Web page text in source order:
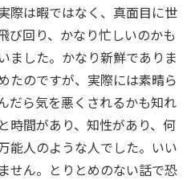
際は暇ではなく、真面目に世
び回り、かなり忙しいのかも
ました。かなり新鮮でありま
たのですが、実際には素晴ら
だら気を悪くされるかも知れ
時間があり、知性があり、何
能人のような人でした。いい
せん。とりとめのない話で恐